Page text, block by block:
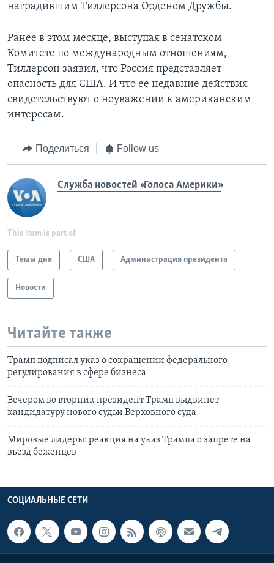
наградившим Тиллерсона Орденом Дружбы.
Ранее в этом месяце, выступая в сенатском
Комитете по международным отношениям,
Тиллерсон заявил, что Россия представляет
опасность для США. И что ее недавние действия
свидетельствуют о неуважении к американским
интересам.
Поделиться Follow us
Служба новостей «Голоса Америки»
This item is part of
Темы дня США Администрация президента
Новости
Читайте также
Трамп подписал указ о сокращении федерального
регулирования в сфере бизнеса
Вечером во вторник президент Трамп выдвинет
кандидатуру нового судьи Верховного суда
Мировые лидеры: реакция на указ Трампа о запрете на
въезд беженцев
СОЦИАЛЬНЫЕ СЕТИ